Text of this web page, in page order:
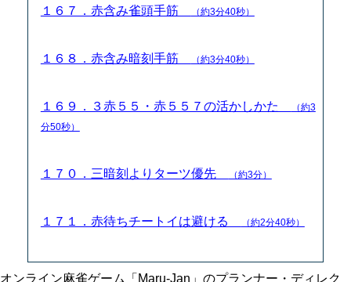
１６７．赤含み雀頭手筋 （約3分40秒）
１６８．赤含み暗刻手筋 （約3分40秒）
１６９．３赤５５・赤５５７の活かしかた
（約3
分50秒）
１７０．三暗刻よりターツ優先 （約3分）
１７１．赤待ちチートイは避ける （約2分40秒）
オンライン麻雀ゲーム「Maru-Jan」のプランナー・ディレク